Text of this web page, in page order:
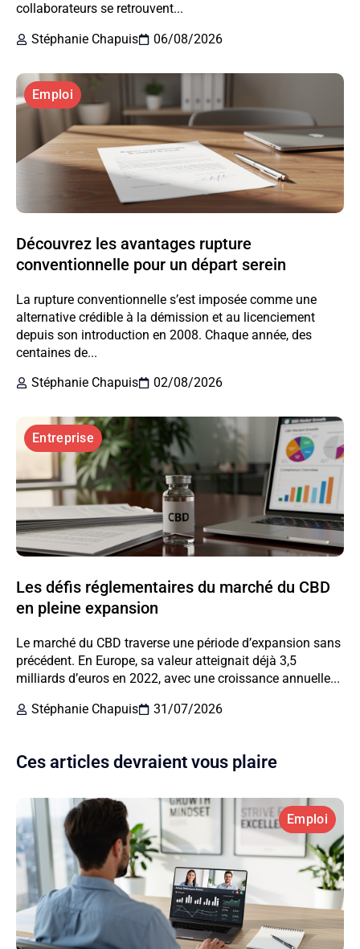
collaborateurs se retrouvent...
Stéphanie Chapuis
06/08/2026
Emploi
Découvrez les avantages rupture
conventionnelle pour un départ serein
La rupture conventionnelle s’est imposée comme une
alternative crédible à la démission et au licenciement
depuis son introduction en 2008. Chaque année, des
centaines de...
Stéphanie Chapuis
02/08/2026
Entreprise
Les défis réglementaires du marché du CBD
en pleine expansion
Le marché du CBD traverse une période d’expansion sans
précédent. En Europe, sa valeur atteignait déjà 3,5
milliards d’euros en 2022, avec une croissance annuelle...
Stéphanie Chapuis
31/07/2026
Ces articles devraient vous plaire
Emploi